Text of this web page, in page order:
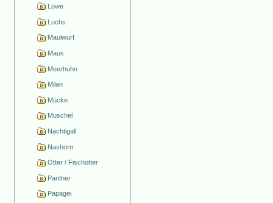
Löwe
Luchs
Maulwurf
Maus
Meerhuhn
Milan
Mücke
Muschel
Nachtigall
Nashorn
Otter / Fischotter
Panther
Papagei